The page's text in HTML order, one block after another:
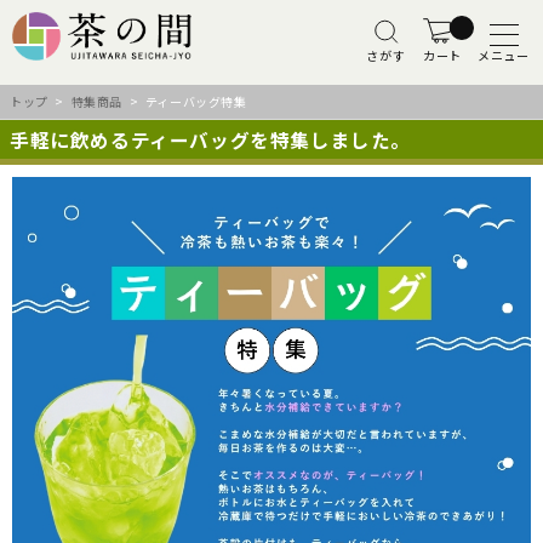
さがす カート メニュー
トップ > 特集商品 > ティーバッグ特集
手軽に飲めるティーバッグを特集しました。